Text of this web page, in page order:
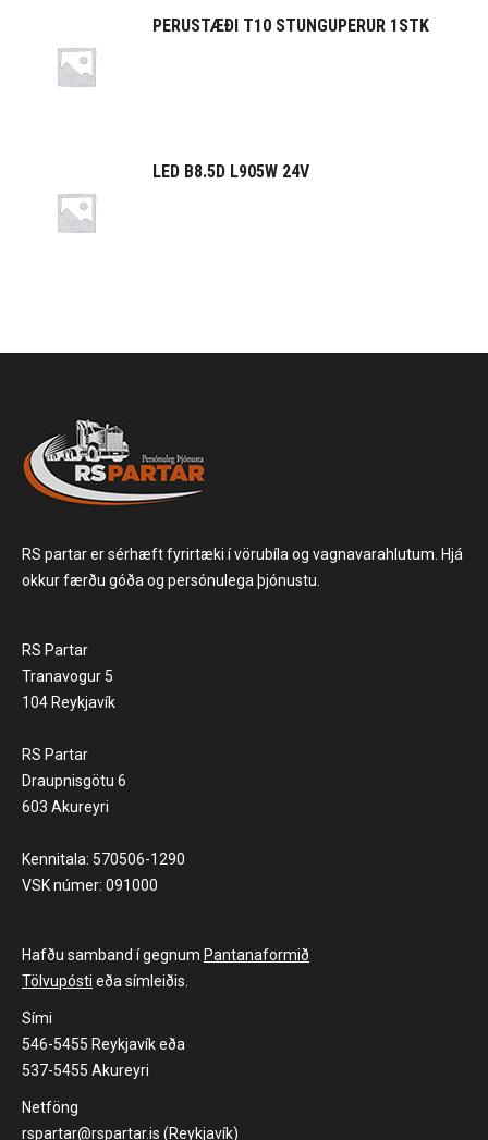
PERUSTÆÐI T10 STUNGUPERUR 1STK
LED B8.5D L905W 24V
RS partar er sérhæft fyrirtæki í vörubíla og vagnavarahlutum. Hjá
okkur færðu góða og persónulega þjónustu.
RS Partar
Tranavogur 5
104 Reykjavík
RS Partar
Draupnisgötu 6
603 Akureyri
Kennitala: 570506-1290
VSK númer: 091000
Hafðu samband í gegnum Pantanaformið
Tölvupósti eða símleiðis.
Sími
546-5455 Reykjavík eða
537-5455 Akureyri
Netföng
rspartar@rspartar.is (Reykjavík)